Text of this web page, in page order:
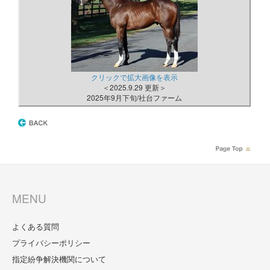
クリックで拡大画像を表示
＜2025.9.29 更新＞
2025年9月下旬/社台ファーム
MENU
よくある質問
プライバシーポリシー
指定紛争解決機関について